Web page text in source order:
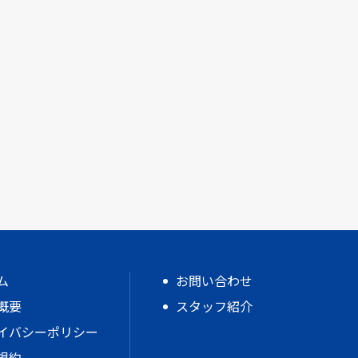
要
バシーポリシー
お問い合わせ
スタッフ紹介